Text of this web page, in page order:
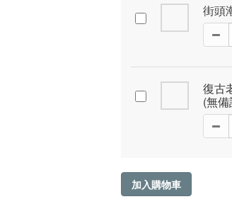
街頭
復古
(無
加入購物車